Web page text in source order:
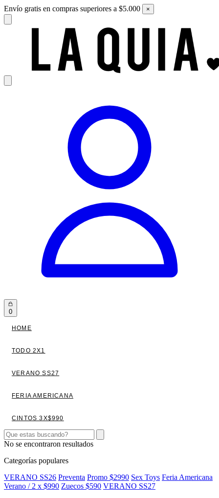
Envío gratis en compras superiores a $5.000 ×
0
HOME
TODO 2X1
VERANO SS27
FERIA AMERICANA
CINTOS 3X$990
No se encontraron resultados
Categorías populares
VERANO SS26 Preventa Promo $2990 Sex Toys Feria Americana
Verano / 2 x $990 Zuecos $590 VERANO SS27